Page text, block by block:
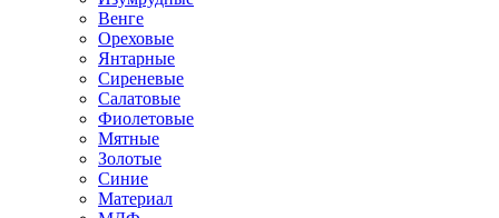
Венге
Ореховые
Янтарные
Сиреневые
Салатовые
Фиолетовые
Мятные
Золотые
Синие
Материал